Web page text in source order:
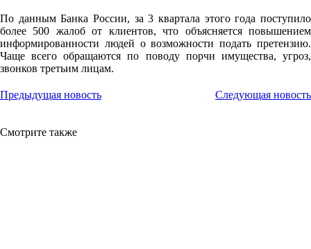
По данным Банка России, за 3 квартала этого года поступило
более 500 жалоб от клиентов, что объясняется повышением
информированности людей о возможности подать претензию.
Чаще всего обращаются по поводу порчи имущества, угроз,
звонков третьим лицам.
Предыдущая новость Следующая новость
Смотрите также